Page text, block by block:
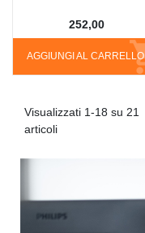
AGGIUNGI AL CARRELLO
252,00
Visualizzati 1-18 su 21
articoli